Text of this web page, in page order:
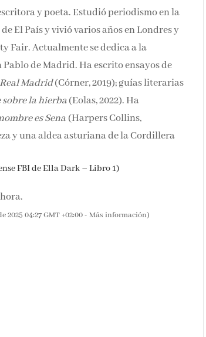
y poeta. Estudió periodismo en
de El País y vivió varios años en
Vanity Fair. Actualmente se dedica
Pablo de Madrid. Ha escrito ensayos
Real Madrid(Córner, 2019); guías
sangre sobre la hierba(Eolas, 2022).
nombre es Sena(Harpers Collins,
y una aldea asturiana de la Cordillera
FBI de Ella Dark – Libro 1)
2025 04:27 GMT +02:00 -Más información)